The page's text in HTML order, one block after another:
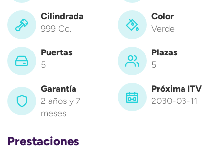
Cilindrada
999 Cc.
Color
Verde
Puertas
5
Plazas
5
Garantía
2 años y 7
meses
Próxima ITV
2030-03-11
Prestaciones